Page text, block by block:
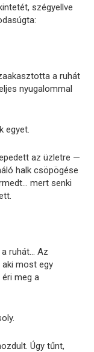
szégyellve
a ruhát
nyugalommal
egyet.
az üzletre —
halk csöpögése
mert senki
ruhát… Az
aki most egy
meg a
Úgy tűnt,